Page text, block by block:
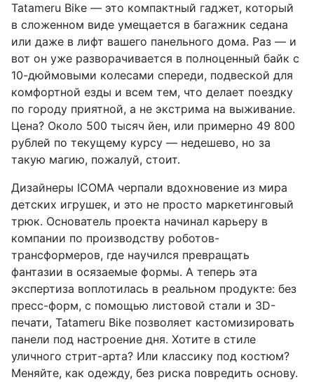
Tatameru Bike — это компактный гаджет, который
в сложенном виде умещается в багажник седана
или даже в лифт вашего панельного дома. Раз — и
вот он уже разворачивается в полноценный байк с
10-дюймовыми колесами спереди, подвеской для
комфортной езды и всем тем, что делает поездку
по городу приятной, а не экстрима на выживание.
Цена? Около 500 тысяч йен, или примерно 49 800
рублей по текущему курсу — недешево, но за
такую магию, пожалуй, стоит.
Дизайнеры ICOMA черпали вдохновение из мира
детских игрушек, и это не просто маркетинговый
трюк. Основатель проекта начинал карьеру в
компании по производству роботов-
трансформеров, где научился превращать
фантазии в осязаемые формы. А теперь эта
экспертиза воплотилась в реальном продукте: без
пресс-форм, с помощью листовой стали и 3D-
печати, Tatameru Bike позволяет кастомизировать
панели под настроение дня. Хотите в стиле
уличного стрит-арта? Или классику под костюм?
Меняйте, как одежду, без риска повредить основу.